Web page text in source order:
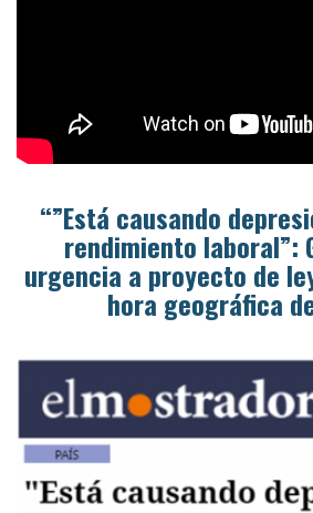
“”Está causando
rendimiento laboral”:
urgencia a proyecto de
hora geográfica